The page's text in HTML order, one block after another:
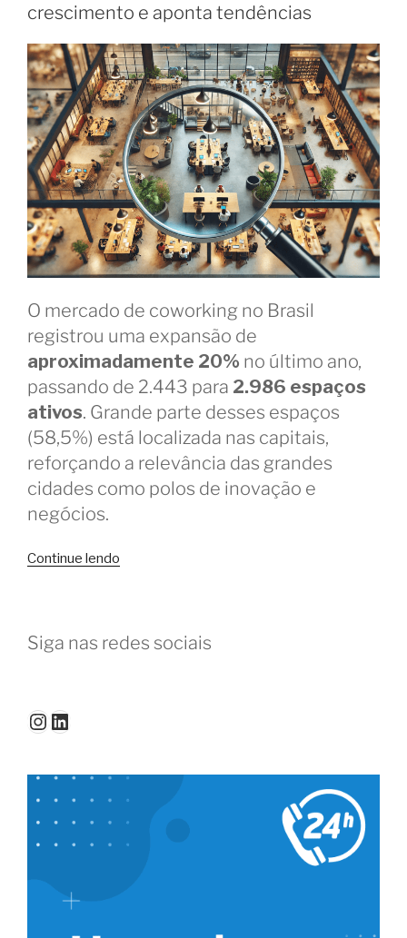
crescimento e aponta tendências
O mercado de coworking no Brasil
registrou uma expansão de
aproximadamente 20% no último ano,
passando de 2.443 para 2.986 espaços
ativos. Grande parte desses espaços
(58,5%) está localizada nas capitais,
reforçando a relevância das grandes
cidades como polos de inovação e
negócios.
Continue lendo
revela
Siga nas redes sociais
Instagram
LinkedIn